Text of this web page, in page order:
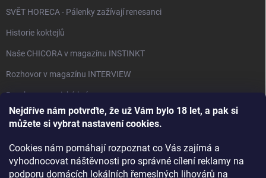
Nejdříve nám potvrďte, že už Vám bylo 18 let, a pak si
můžete si vybrat nastavení cookies.
Cookies nám pomáhají rozpoznat co Vás zajímá a
vyhodnocovat náštěvnosti pro správné cílení reklamy na
podporu domácích lokálních řemeslných lihovárů na
SVĚT HORECA - Pálenky zažívají renesanci
Historie koktejlů
Naše CHICORA v magazínu INSTINKT
Rozhovor v magazínu INTERVIEW
Bourbon, americká krása.
Napsali v TÝDNU o naší práci
Rozhovor s DESTILERKA.CZ v magazínu DRINKING-CAT